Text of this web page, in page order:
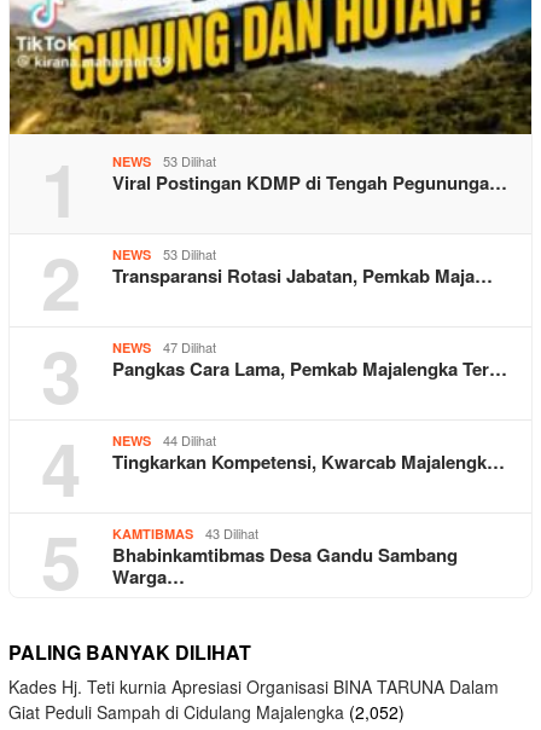
1 NEWS 53 Dilihat
Viral Postingan KDMP di Tengah Pegununga…
2 NEWS 53 Dilihat
Transparansi Rotasi Jabatan, Pemkab Maja…
3 NEWS 47 Dilihat
Pangkas Cara Lama, Pemkab Majalengka Ter…
4 NEWS 44 Dilihat
Tingkarkan Kompetensi, Kwarcab Majalengk…
5 KAMTIBMAS 43 Dilihat
Bhabinkamtibmas Desa Gandu Sambang
Warga…
PALING BANYAK DILIHAT
Kades Hj. Teti kurnia Apresiasi Organisasi BINA TARUNA Dalam
Giat Peduli Sampah di Cidulang Majalengka (2,052)